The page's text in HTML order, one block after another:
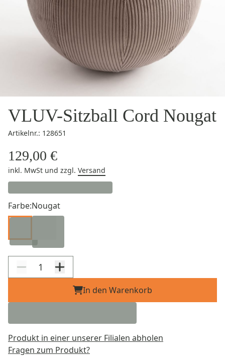
VLUV-Sitzball Cord Nougat
Artikelnr.: 128651
129,00 €
inkl. MwSt und zzgl. Versand
Farbe:Nougat
In den Warenkorb
Produkt in einer unserer Filialen abholen
Fragen zum Produkt?